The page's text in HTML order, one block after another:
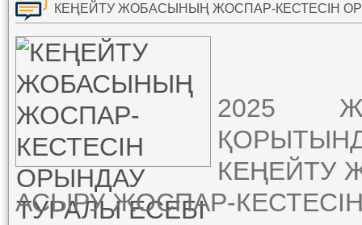
КЕҢЕЙТУ ЖОБАСЫНЫҢ ЖОСПАР-КЕСТЕСІН
2025
КЕҢЕЙТУ
АСЫРУЖОСПАР-